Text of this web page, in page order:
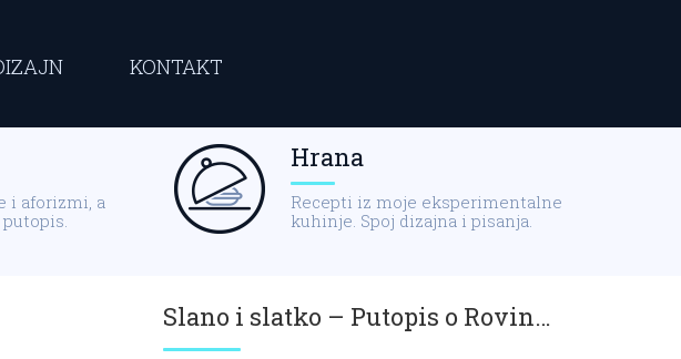
KONTAKT
i aforizmi, a
Hrana
Recepti iz moje eksperimentalne
kuhinje. Spoj dizajna i pisanja.
Slano i slatko – Putopis o Rovinju